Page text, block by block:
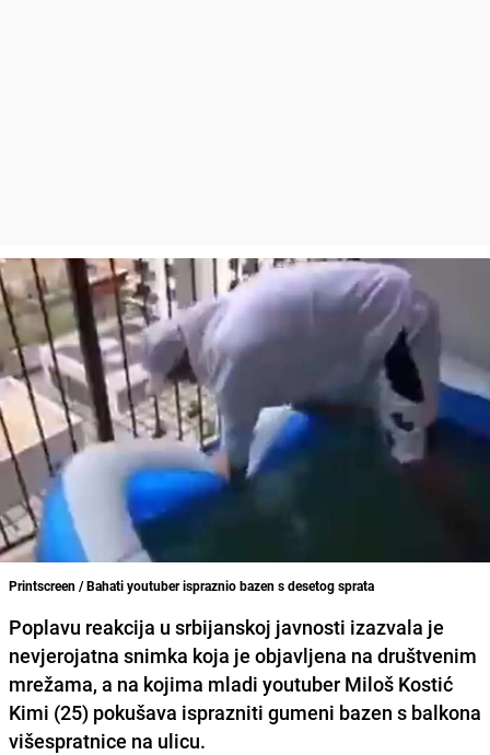
Printscreen / Bahati youtuber ispraznio bazen s desetog sprata
Poplavu reakcija u srbijanskoj javnosti izazvala je
nevjerojatna snimka koja je objavljena na društvenim
mrežama, a na kojima mladi youtuber Miloš Kostić
Kimi (25) pokušava isprazniti gumeni bazen s balkona
višespratnice na ulicu.